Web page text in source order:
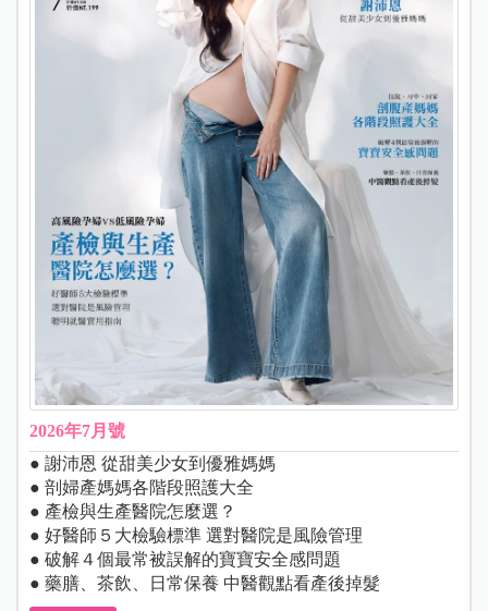
2026年7月號
● 謝沛恩 從甜美少女到優雅媽媽
● 剖婦產媽媽各階段照護大全
● 產檢與生產醫院怎麼選？
● 好醫師５大檢驗標準 選對醫院是風險管理
● 破解４個最常被誤解的寶寶安全感問題
● 藥膳、茶飲、日常保養 中醫觀點看產後掉髮